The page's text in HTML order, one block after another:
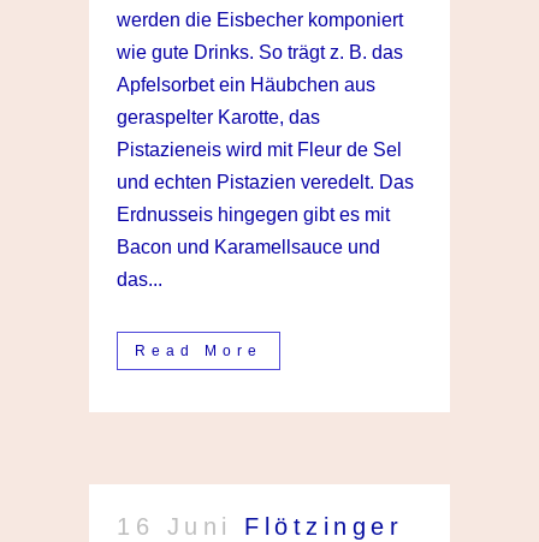
werden die Eisbecher komponiert
wie gute Drinks. So trägt z. B. das
Apfelsorbet ein Häubchen aus
geraspelter Karotte, das
Pistazieneis wird mit Fleur de Sel
und echten Pistazien veredelt. Das
Erdnusseis hingegen gibt es mit
Bacon und Karamellsauce und
das...
Read More
16 Juni
Flötzinger